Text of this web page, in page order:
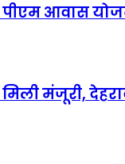
आवास
मिली मंजूरी,